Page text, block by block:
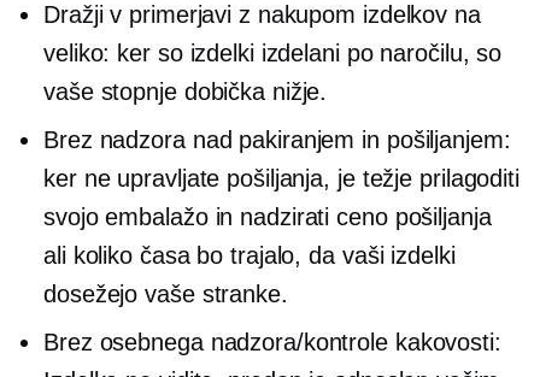
Dražji v primerjavi z nakupom izdelkov na
veliko: ker so izdelki izdelani po naročilu, so
vaše stopnje dobička nižje.
Brez nadzora nad pakiranjem in pošiljanjem:
ker ne upravljate pošiljanja, je težje prilagoditi
svojo embalažo in nadzirati ceno pošiljanja
ali koliko časa bo trajalo, da vaši izdelki
dosežejo vaše stranke.
Brez osebnega nadzora/kontrole kakovosti: